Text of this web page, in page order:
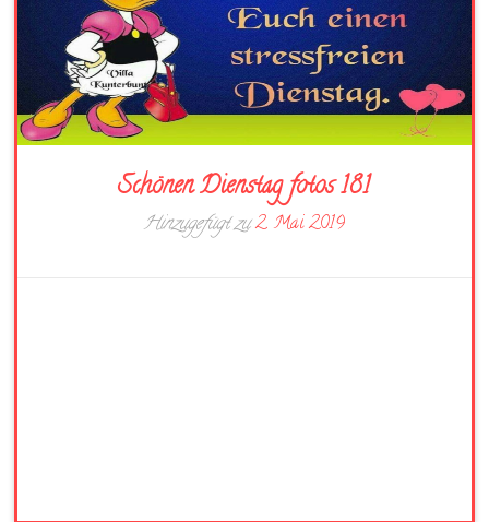
Schönen Dienstag fotos 181
Hinzugefügt zu2. Mai 2019